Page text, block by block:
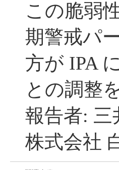
この脆弱
期警戒パ
方が IPA
との調整
報告者:
株式会社